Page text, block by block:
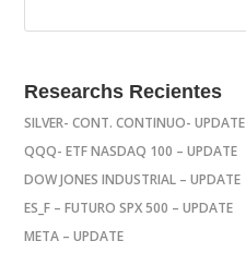
Researchs Recientes
SILVER- CONT. CONTINUO- UPDATE
QQQ- ETF NASDAQ 100 – UPDATE
DOW JONES INDUSTRIAL – UPDATE
ES_F – FUTURO SPX 500 – UPDATE
META – UPDATE